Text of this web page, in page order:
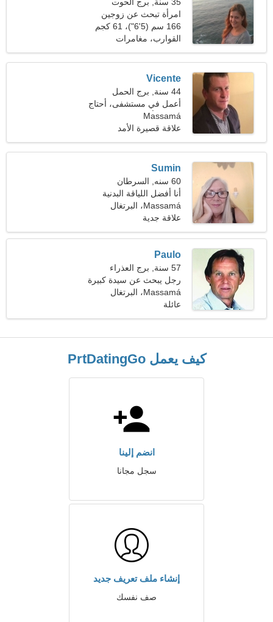
امرأة تبحث عن زوجين
166 سم (5'6")، 61 كجم
(134 رطلا)
القوارب، مغامرات
Vicente
44 سنة, برج الحمل
أعمل في مستشفى، أحتاج
إلى امرأة مرحة
Massamá
علاقة قصيرة الأمد
Sumin
60 سنه, السرطان
أنا أفضل اللياقة البدنية
وركوب القوارب
Massamá، البرتغال
علاقة جدية
Paulo
57 سنة, برج العذراء
رجل يبحث عن سيدة كبيرة
50-55
Massamá، البرتغال
عائلة
كيف يعمل PrtDatingGo
انضم إلينا
سجل مجانا
إنشاء ملف تعريف جديد
صف نفسك